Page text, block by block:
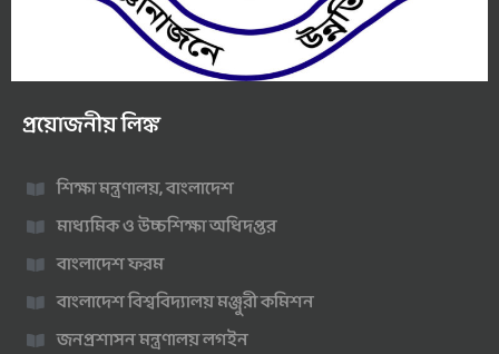
প্রয়োজনীয় লিঙ্ক
শিক্ষা মন্ত্রণালয়, বাংলাদেশ
মাধ্যমিক ও উচ্চশিক্ষা অধিদপ্তর
বাংলাদেশ ফরম
বাংলাদেশ বিশ্ববিদ্যালয় মঞ্জুরী কমিশন
জনপ্রশাসন মন্ত্রণালয় লগইন